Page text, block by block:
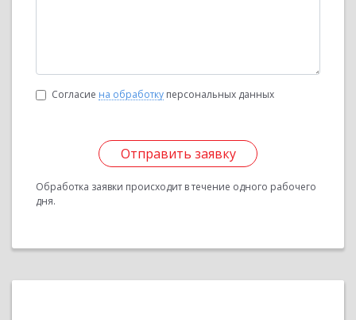
Согласие на обработку персональных данных
Отправить заявку
Обработка заявки происходит в течение одного рабочего
дня.